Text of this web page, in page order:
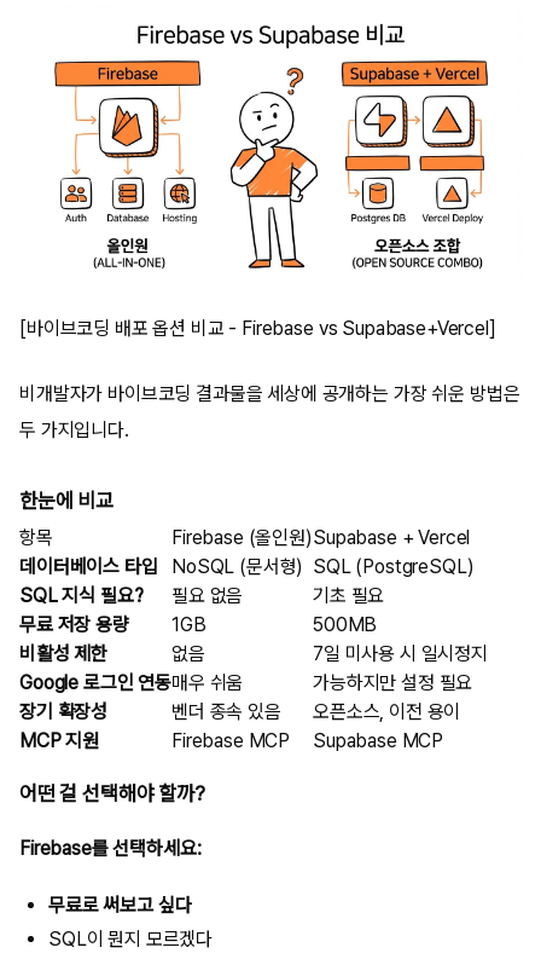
[바이브코딩 배포 옵션 비교 - Firebase vs Supabase+Vercel]
비개발자가 바이브코딩 결과물을 세상에 공개하는 가장 쉬운 방법은
두 가지입니다.
한눈에 비교
항목 Firebase (올인원)Supabase + Vercel
데이터베이스 타입
NoSQL (문서형) SQL (PostgreSQL)
SQL 지식 필요?
필요 없음
기초 필요
무료 저장 용량
1GB
500MB
비활성 제한
없음
7일 미사용 시 일시정지
Google 로그인 연동매우 쉬움
가능하지만 설정 필요
장기 확장성
벤더 종속 있음
오픈소스, 이전 용이
MCP 지원
Firebase MCP Supabase MCP
어떤 걸 선택해야 할까?
Firebase를 선택하세요:
무료로 써보고 싶다
SQL이 뭔지 모르겠다